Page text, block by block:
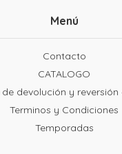
Menú
Contacto
CATALOGO
devolución y
Terminos y Condiciones
Temporadas